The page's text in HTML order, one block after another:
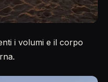
i volumi e il corpo